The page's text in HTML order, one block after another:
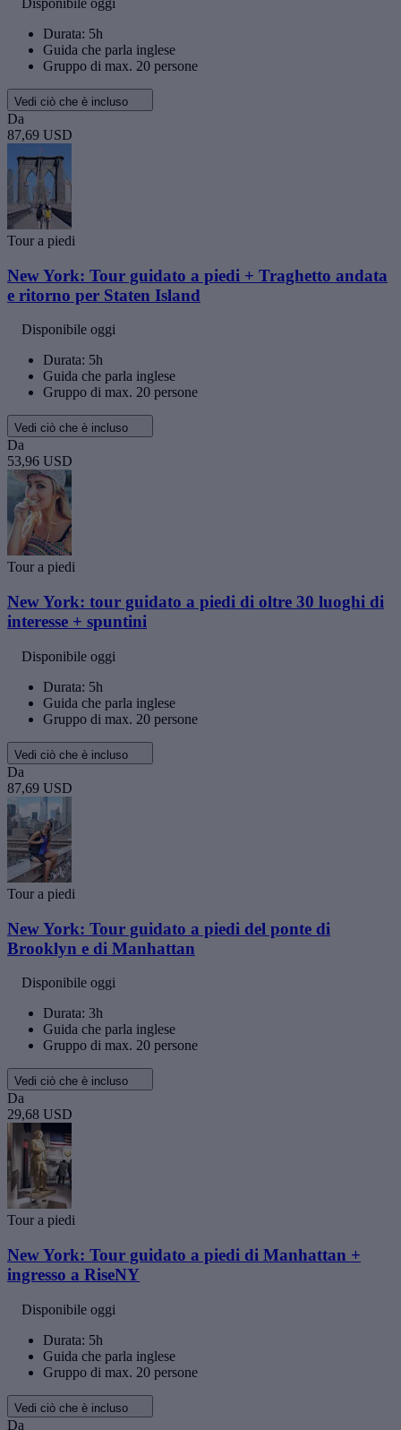
Disponibile oggi
Durata: 5h
Guida che parla inglese
Gruppo di max. 20 persone
Vedi ciò che è incluso
Da
87,69 USD
Tour a piedi
New York: Tour guidato a piedi + Traghetto andata
e ritorno per Staten Island
Disponibile oggi
Durata: 5h
Guida che parla inglese
Gruppo di max. 20 persone
Vedi ciò che è incluso
Da
53,96 USD
Tour a piedi
New York: tour guidato a piedi di oltre 30 luoghi di
interesse + spuntini
Disponibile oggi
Durata: 5h
Guida che parla inglese
Gruppo di max. 20 persone
Vedi ciò che è incluso
Da
87,69 USD
Tour a piedi
New York: Tour guidato a piedi del ponte di
Brooklyn e di Manhattan
Disponibile oggi
Durata: 3h
Guida che parla inglese
Gruppo di max. 20 persone
Vedi ciò che è incluso
Da
29,68 USD
Tour a piedi
New York: Tour guidato a piedi di Manhattan +
ingresso a RiseNY
Disponibile oggi
Durata: 5h
Guida che parla inglese
Gruppo di max. 20 persone
Vedi ciò che è incluso
Da